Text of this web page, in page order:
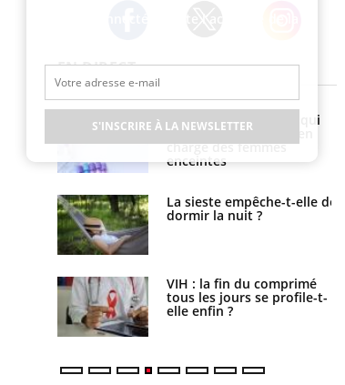
EN DIRECT
Cytomégalovirus : ce qui
change dans la prise en
charge des femmes
enceintes
La sieste empêche-t-elle de
dormir la nuit ?
VIH : la fin du comprimé
tous les jours se profile-t-
elle enfin ?
S'INSCRIRE À LA NEWSLETTER